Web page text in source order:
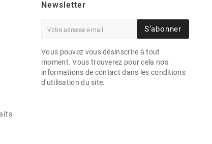
Newsletter
S’abonner
Vous pouvez vous désinscrire à tout
moment. Vous trouverez pour cela nos
informations de contact dans les conditions
d'utilisation du site.